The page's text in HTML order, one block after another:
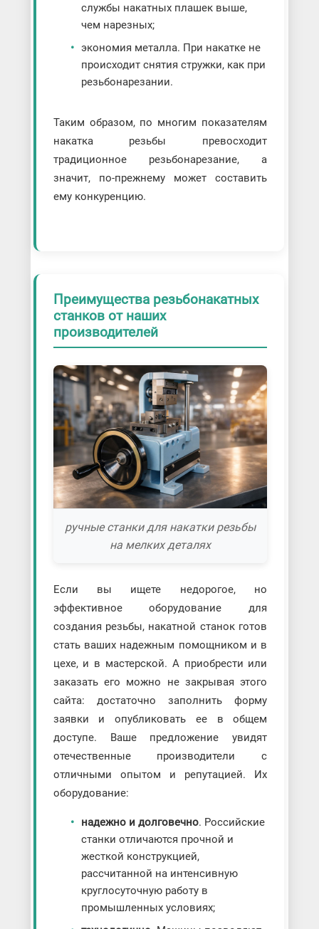
службы накатных плашек выше,
чем нарезных;
экономия металла. При накатке не
происходит снятия стружки, как при
резьбонарезании.
Таким образом, по многим показателям
накатка резьбы превосходит
традиционное резьбонарезание, а
значит, по-прежнему может составить
ему конкуренцию.
Преимущества резьбонакатных
станков от наших
производителей
ручные станки для накатки резьбы
на мелких деталях
Если вы ищете недорогое, но
эффективное оборудование для
создания резьбы, накатной станок готов
стать ваших надежным помощником и в
цехе, и в мастерской. А приобрести или
заказать его можно не закрывая этого
сайта: достаточно заполнить форму
заявки и опубликовать ее в общем
доступе. Ваше предложение увидят
отечественные производители с
отличными опытом и репутацией. Их
оборудование:
надежно и долговечно. Российские
станки отличаются прочной и
жесткой конструкцией,
рассчитанной на интенсивную
круглосуточную работу в
промышленных условиях;